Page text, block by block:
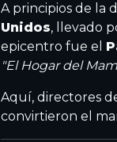
A principios de la
Unidos, llevado
epicentro fue el
"El Hogar del
Aquí, directores
convirtieron el